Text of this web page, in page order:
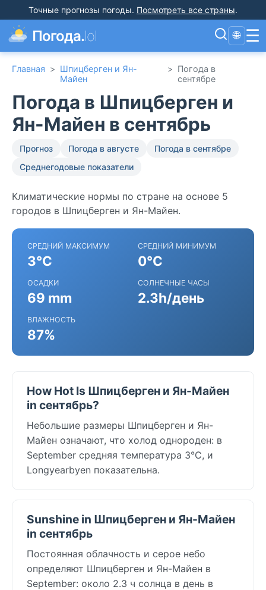
Точные прогнозы погоды. Посмотреть все страны.
Погода.lol 🌐 ☰
Главная > Шпицберген и Ян-
Майен
> Погода в
сентябре
Погода в Шпицберген и
Ян-Майен в сентябрь
Прогноз Погода в августе
Погода в сентябре
Среднегодовые показатели
Климатические нормы по стране на основе 5
городов в Шпицберген и Ян-Майен.
СРЕДНИЙ МАКСИМУМ
3°C
СРЕДНИЙ МИНИМУМ
0°C
ОСАДКИ
69 mm
СОЛНЕЧНЫЕ ЧАСЫ
2.3h/день
ВЛАЖНОСТЬ
87%
How Hot Is Шпицберген и Ян-Майен
in сентябрь?
Небольшие размеры Шпицберген и Ян-
Майен означают, что холод однороден: в
September средняя температура 3°C, и
Longyearbyen показательна.
Sunshine in Шпицберген и Ян-Майен
in сентябрь
Постоянная облачность и серое небо
определяют Шпицберген и Ян-Майен в
September: около 2.3 ч солнца в день в